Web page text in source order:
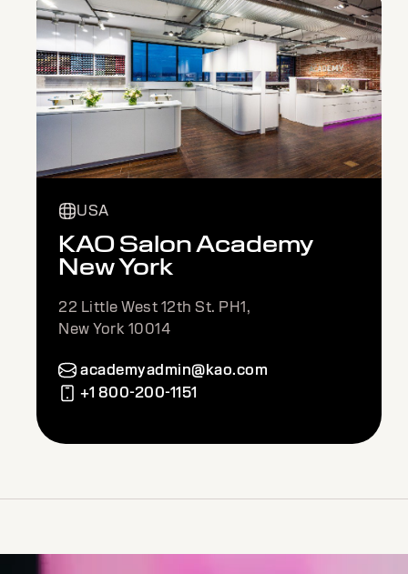
USA
KAO Salon Academy
New York
22 Little West 12th St. PH1,
New York 10014
academyadmin@kao.com
+1 800-200-1151